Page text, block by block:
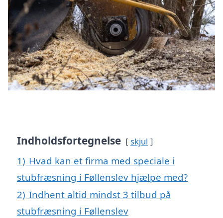
Indholdsfortegnelse skjul
1) Hvad kan et firma med speciale i
stubfræsning i Føllenslev hjælpe med?
2) Indhent altid mindst 3 tilbud på
stubfræsning i Føllenslev